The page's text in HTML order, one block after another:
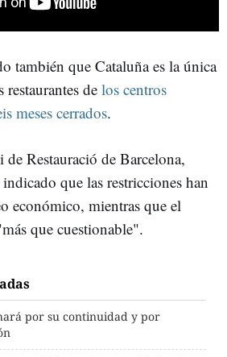
también que Cataluña es la única
de los centros
meses cerrados.
Restauració de Barcelona,
que las restricciones han
económico, mientras que el
que cuestionable".
por su continuidad y por